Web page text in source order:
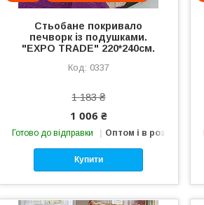
Стьобане покривало
печворк із подушками.
"EXPO TRADE" 220*240см.
0337
1 183 ₴
1 006 ₴
Готово до відправки Оптом і в роздріб
Купити